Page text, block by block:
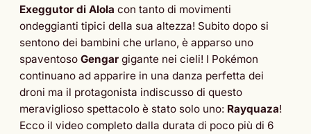
Exeggutor di Alola con tanto di movimenti
ondeggianti tipici della sua altezza! Subito dopo si
sentono dei bambini che urlano, è apparso uno
spaventoso Gengar gigante nei cieli! I Pokémon
continuano ad apparire in una danza perfetta dei
droni ma il protagonista indiscusso di questo
meraviglioso spettacolo è stato solo uno: Rayquaza!
Ecco il video completo dalla durata di poco più di 6